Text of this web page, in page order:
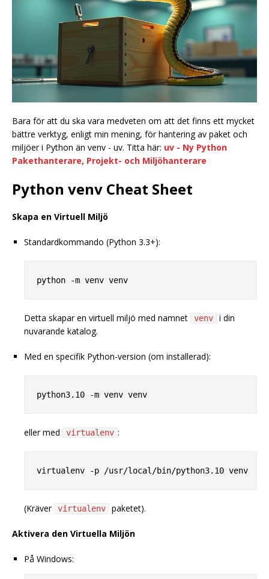
Bara för att du ska vara medveten om att det finns ett mycket
bättre verktyg, enligt min mening, för hantering av paket och
miljöer i Python än venv - uv. Titta här: uv - Ny Python
Pakethanterare, Projekt- och Miljöhanterare
Python venv Cheat Sheet
Skapa en Virtuell Miljö
Standardkommando (Python 3.3+):
Detta skapar en virtuell miljö med namnet venv
i din
nuvarande katalog.
Med en specifik Python-version (om installerad):
eller med virtualenv :
(Kräver virtualenv paketet).
Aktivera den Virtuella Miljön
På Windows: